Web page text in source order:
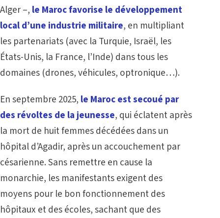
Alger –, le Maroc favorise le développement
local d’une industrie militaire, en multipliant
les partenariats (avec la Turquie, Israël, les
États-Unis, la France, l’Inde) dans tous les
domaines (drones, véhicules, optronique…).
En septembre 2025, le Maroc est secoué par
des révoltes de la jeunesse, qui éclatent après
la mort de huit femmes décédées dans un
hôpital d’Agadir, après un accouchement par
césarienne. Sans remettre en cause la
monarchie, les manifestants exigent des
moyens pour le bon fonctionnement des
hôpitaux et des écoles, sachant que des